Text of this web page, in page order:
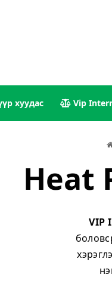
хуудас Vip
Heat
VIP